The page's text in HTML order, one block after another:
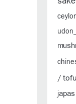
/ tofu
japas